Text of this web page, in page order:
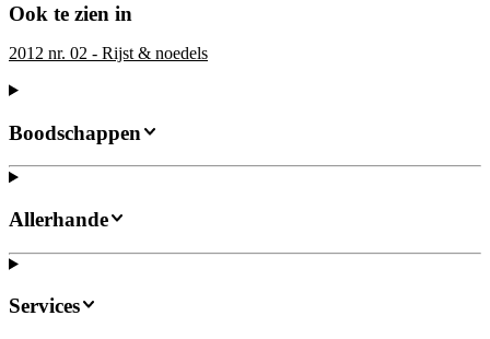
Ook te zien in
2012 nr. 02 - Rijst & noedels
Boodschappen
Allerhande
Services